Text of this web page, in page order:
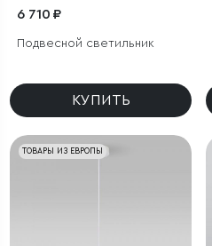
6 710 ₽
Подвесной светильник
КУПИТЬ
ТОВАРЫ ИЗ ЕВРОПЫ